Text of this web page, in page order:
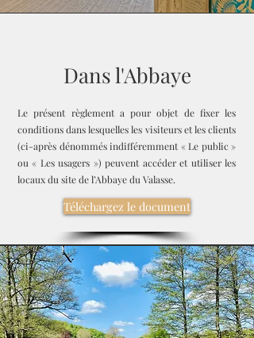
Dans l'Abbaye
Le présent règlement a pour objet de fixer les
conditions dans lesquelles les visiteurs et les clients
(ci-après dénommés indifféremment « Le public »
ou « Les usagers ») peuvent accéder et utiliser les
locaux du site de l’Abbaye du Valasse.
Téléchargez le document